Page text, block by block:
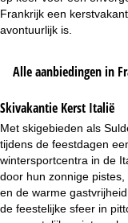
Frankrijk een
avontuurlijk is.
Alle aanbiedingen in
Skivakantie Kerst Italië
Met skigebieden als
tijdens de feestdagen
wintersportcentra in de
door hun zonnige
en de warme
de feestelijke sfeer in